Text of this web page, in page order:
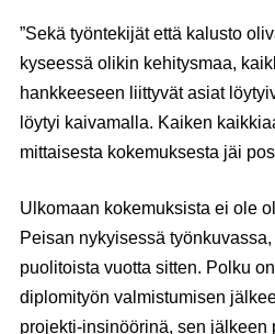
”Sekä työntekijät että kalusto
kyseessä olikin kehitysmaa,
hankkeeseen liittyvät asiat
löytyi kaivamalla. Kaiken
mittaisesta kokemuksesta jäi
Ulkomaan kokemuksista ei ole
Peisan nykyisessä
puolitoista vuotta sitten. Polku
diplomityön valmistumisen
projekti-insinöörinä, sen jälkeen